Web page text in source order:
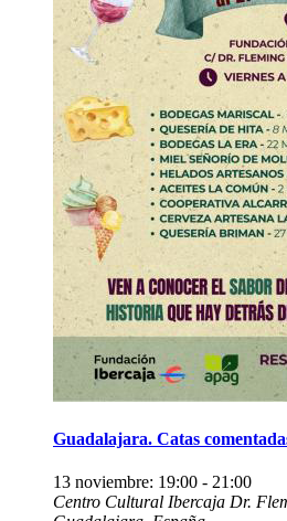
Guadalajara. Catas
13 noviembre: 19:00 - 21:00
Centro Cultural Ibercaja Dr.